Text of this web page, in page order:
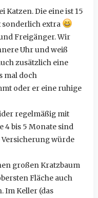
Katzen. Die eine ist 15
sonderlich extra
Freigänger. Wir
Uhr und weiß
zusätzlich eine
mal doch
oder er eine ruhige
regelmäßig mit
4 bis 5 Monate sind
würde
großen Kratzbaum
Fläche auch
Im Keller (das